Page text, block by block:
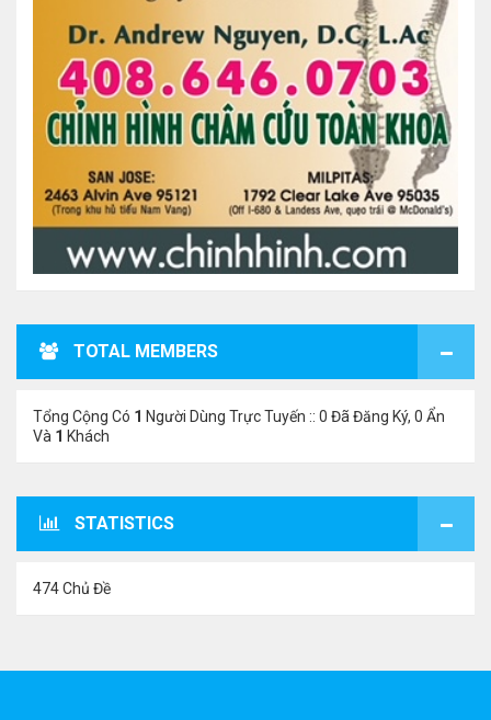
TOTAL MEMBERS
Tổng Cộng Có 1 Người Dùng Trực Tuyến :: 0 Đã Đăng Ký, 0 Ẩn
Và 1 Khách
STATISTICS
474 Chủ Đề